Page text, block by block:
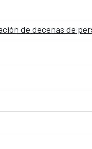
de decenas de